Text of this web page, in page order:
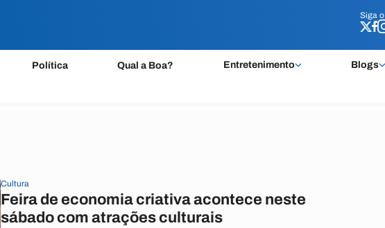
Siga o
Política Qual a Boa? Entretenimento Blogs
Siga o
Cultura
Feira de economia criativa acontece neste
sábado com atrações culturais